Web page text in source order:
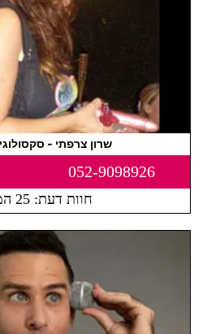
שרון צרפתי -
052-9098926
חוות דעת: 25 המלצות.